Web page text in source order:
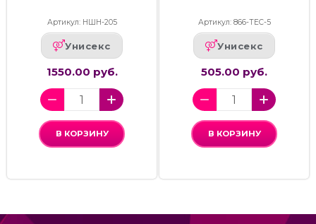
Артикул: НШН-205
Унисекс
1550.00 руб.
В КОРЗИНУ
Артикул: 866-ТЕС-5
Унисекс
505.00 руб.
В КОРЗИНУ